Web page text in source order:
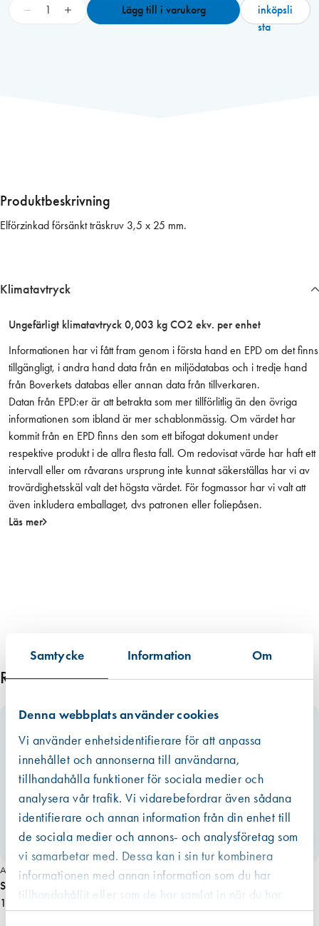
Samtycke Information Om
Denna webbplats använder cookies
Vi använder enhetsidentifierare för att anpassa
innehållet och annonserna till användarna,
tillhandahålla funktioner för sociala medier och
analysera vår trafik. Vi vidarebefordrar även sådana
identifierare och annan information från din enhet till
de sociala medier och annons- och analysföretag som
vi samarbetar med. Dessa kan i sin tur kombinera
informationen med annan information som du har
tillhandahållit eller som de har samlat in när du har
använt deras tjänster.
x
2
E
f
ö
r
z
i
n
k
a
d
m
ä
n
+ Lägg till i varukorg
inköpsli
sta
Klimatavtryck
Ungefärligt klimatavtryck 0,003 kg CO2 ekv. per enhet
Informationen har vi fått fram genom i första hand en EPD om det finns
tillgängligt, i andra hand data från en miljödatabas och i tredje hand
från Boverkets databas eller annan data från tillverkaren.
Datan från EPD:er är att betrakta som mer tillförlitlig än den övriga
informationen som ibland är mer schablonmässig. Om värdet har
kommit från en EPD finns den som ett bifogat dokument under
respektive produkt i de allra flesta fall. Om redovisat värde har haft ett
intervall eller om råvarans ursprung inte kunnat säkerställas har vi av
trovärdighetsskäl valt det högsta värdet. För fogmassor har vi valt att
även inkludera emballaget, dvs patronen eller foliepåsen.
Läs mer
Produktbeskrivning
Elförzinkad försänkt träskruv 3,5 x 25 mm.
Relaterade produkter
Art. nr 5297
Skruv Essdrive 4,0 x 40 FS FZB 200st/fp (TX20)
181,00 kr